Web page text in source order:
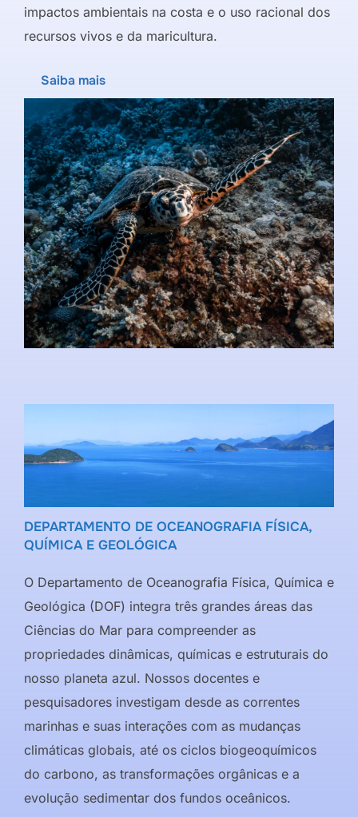
impactos ambientais na costa e o uso racional dos
recursos vivos e da maricultura.
Saiba mais
DEPARTAMENTO DE OCEANOGRAFIA FÍSICA,
QUÍMICA E GEOLÓGICA
O Departamento de Oceanografia Física, Química e
Geológica (DOF) integra três grandes áreas das
Ciências do Mar para compreender as
propriedades dinâmicas, químicas e estruturais do
nosso planeta azul. Nossos docentes e
pesquisadores investigam desde as correntes
marinhas e suas interações com as mudanças
climáticas globais, até os ciclos biogeoquímicos
do carbono, as transformações orgânicas e a
evolução sedimentar dos fundos oceânicos.